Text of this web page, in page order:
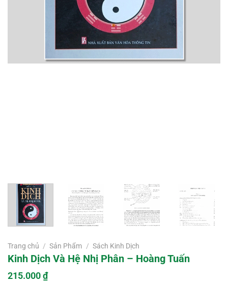
Trang chủ / Sản Phẩm / Sách Kinh Dịch
Kinh Dịch Và Hệ Nhị Phân – Hoàng Tuấn
215.000₫